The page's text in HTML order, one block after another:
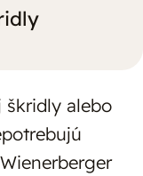
škridly alebo